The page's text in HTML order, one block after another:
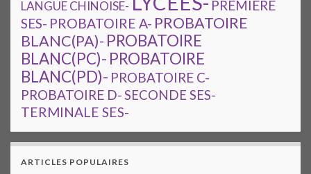
LANGUE CHINOISE-
PREMIERE
SES- PROBATOIRE A- PROBATOIRE
BLANC(PA)- PROBATOIRE
BLANC(PC)- PROBATOIRE
BLANC(PD)- PROBATOIRE C-
PROBATOIRE D-SECONDE SES-
TERMINALE SES-
ARTICLES POPULAIRES